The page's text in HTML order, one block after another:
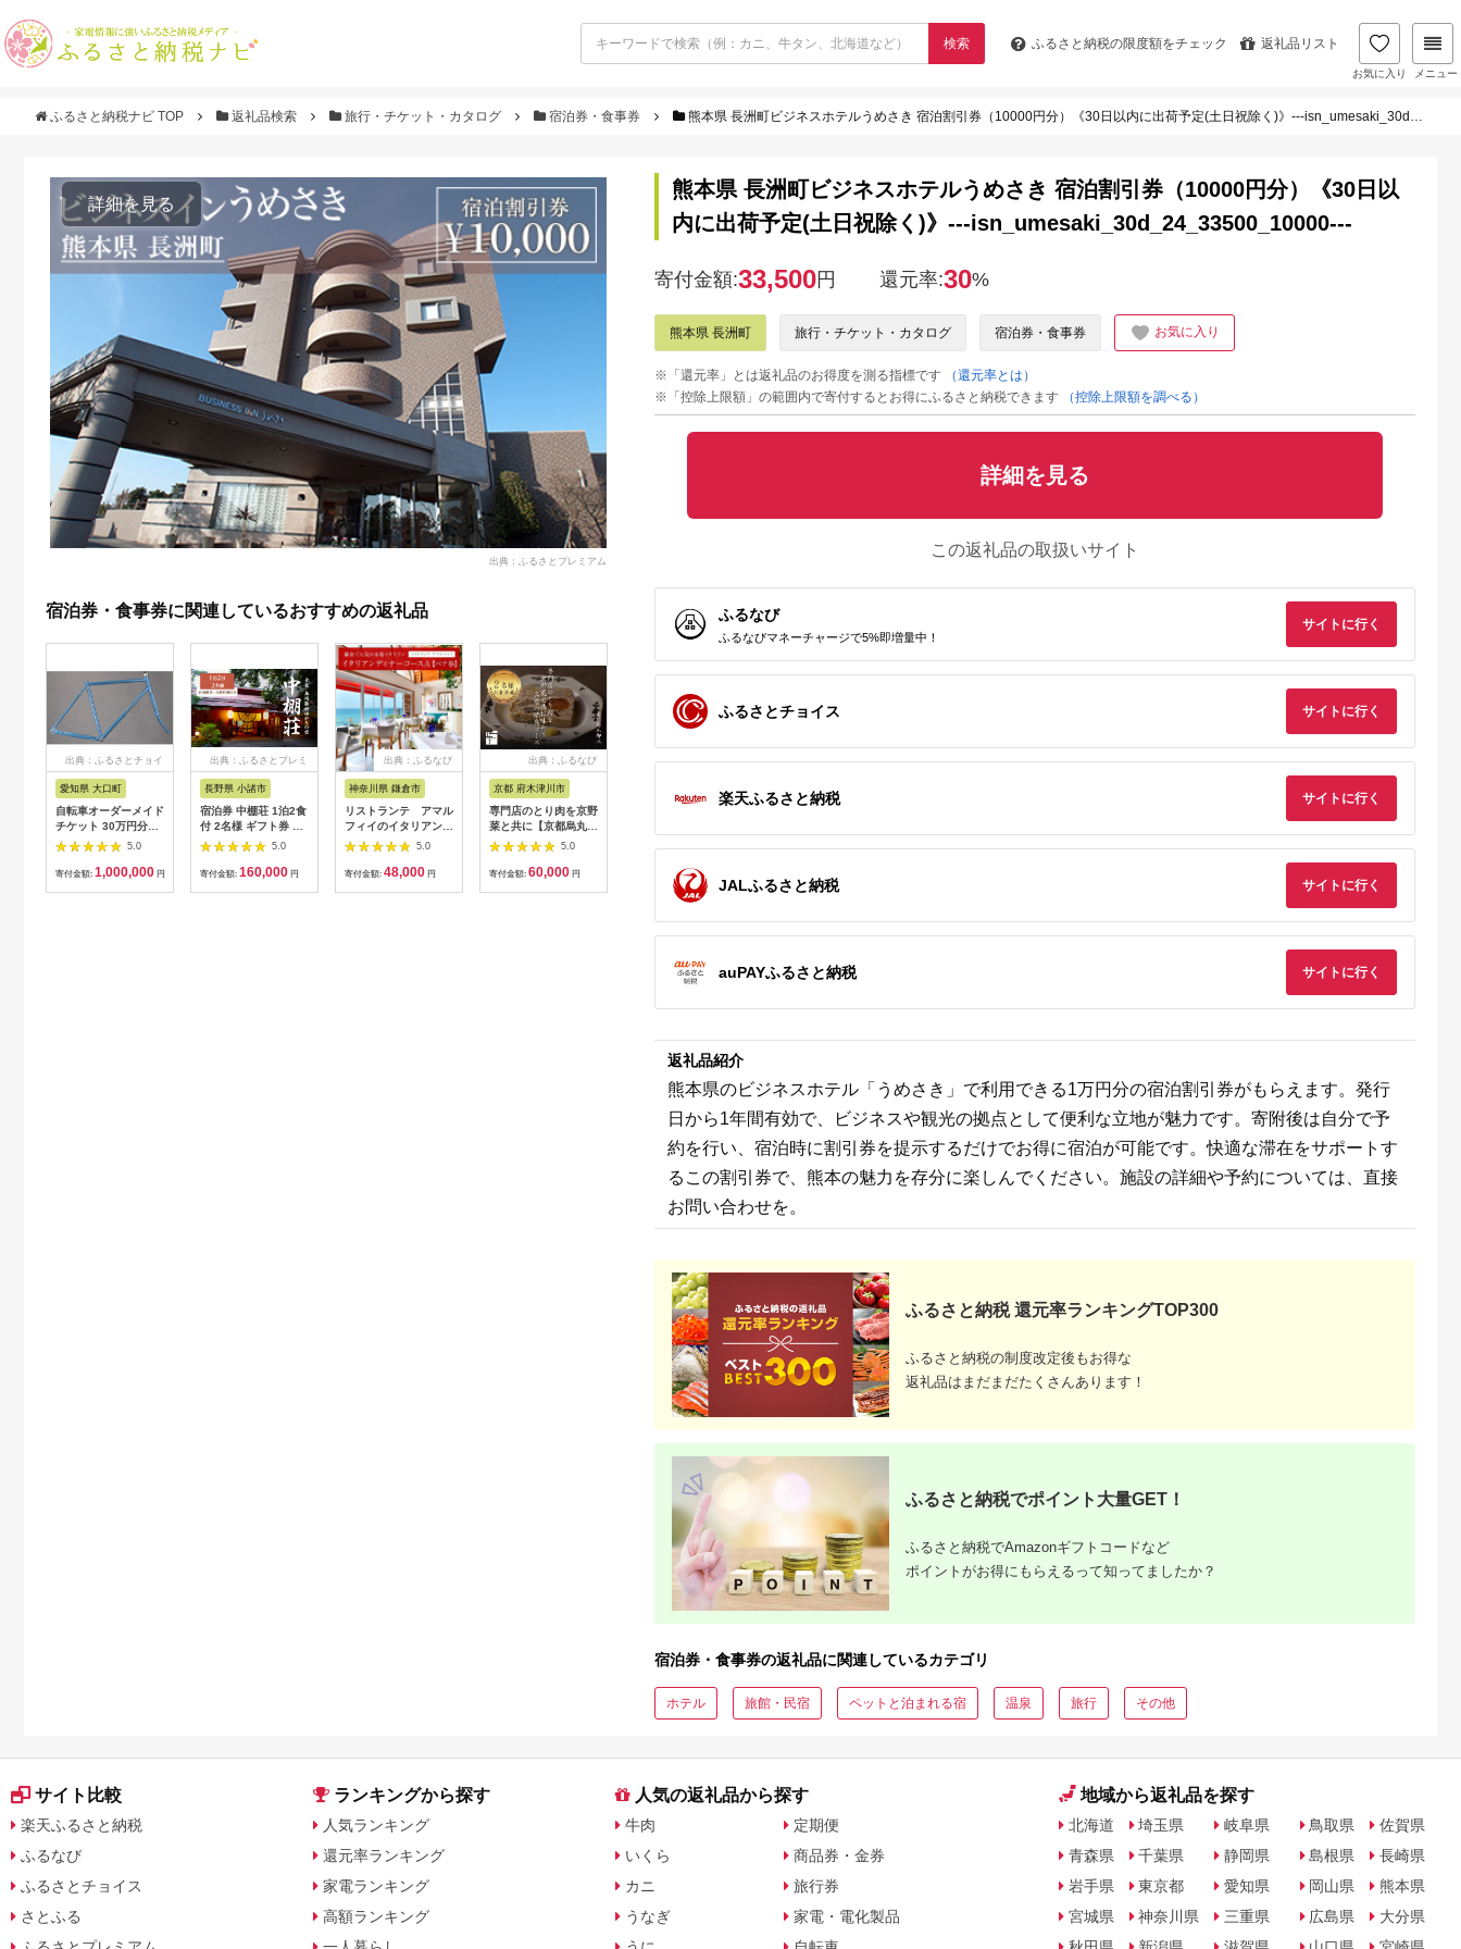
検索 ふるさと納税の限度額をチェック 返礼品リスト
お気に入り メニュー
ふるさと納税ナビ TOP 返礼品検索 旅行・チケット・カタログ 宿泊券・食事券 熊本県 長洲町ビジネスホテルうめさき 宿泊割引券（10000円分）《30日以内に出荷予定(土日祝除く)》---isn_umesaki_30d_24_33500_10000---
詳細を見る
出典：ふるさとプレミアム
宿泊券・食事券に関連しているおすすめの返礼品
出典：ふるさとチョイ
愛知県 大口町
自転車オーダーメイド
チケット 30万円分
【1360365】
5.0
寄付金額: 1,000,000 円
出典：ふるさとプレミ
長野県 小諸市
宿泊券 中棚荘 1泊2食
付 2名様 ギフト券 チ
ケット 券 宿泊 旅行
5.0
寄付金額: 160,000 円
出典：ふるなび
神奈川県 鎌倉市
リストランテ アマル
フィイのイタリアンデ
ィナーコースA ペア
5.0
寄付金額: 48,000 円
出典：ふるなび
京都 府木津川市
専門店のとり肉を京野
菜と共に【京都烏丸御
池】で味わう2名様焼
鳥コースお食事券
064-15
5.0
寄付金額: 60,000 円
出典：ふるなび
5.0
50,000
出典：ふるなび
埼玉県 飯能市
5.0
出典：ふるさとチョイ
アイアン ドライバー
5.0
出典：ふるさとチョイ
5.0
出典：ふるさとプレミ
アム
5.0
出典：ふるさとチョ
熊本県 長洲町ビジネスホテルうめさき 宿泊割引券（10000円分）《30日以
内に出荷予定(土日祝除く)》---isn_umesaki_30d_24_33500_10000---
寄付金額:33,500円 還元率:30%
熊本県 長洲町 旅行・チケット・カタログ 宿泊券・食事券 お気に入り
※「還元率」とは返礼品のお得度を測る指標です
（還元率とは）
※「控除上限額」の範囲内で寄付するとお得にふるさと納税できます
（控除上限額を調べる）
詳細を見る
この返礼品の取扱いサイト
ふるなび
ふるなびマネーチャージで5%即増量中！
サイトに行く
ふるさとチョイス サイトに行く
楽天ふるさと納税 サイトに行く
JALふるさと納税 サイトに行く
auPAYふるさと納税 サイトに行く
返礼品紹介
熊本県のビジネスホテル「うめさき」で利用できる1万円分の宿泊割引券がもらえます。発行
日から1年間有効で、ビジネスや観光の拠点として便利な立地が魅力です。寄附後は自分で予
約を行い、宿泊時に割引券を提示するだけでお得に宿泊が可能です。快適な滞在をサポートす
るこの割引券で、熊本の魅力を存分に楽しんでください。施設の詳細や予約については、直接
お問い合わせを。
ふるさと納税 還元率ランキングTOP300
ふるさと納税の制度改定後もお得な
返礼品はまだまだたくさんあります！
ふるさと納税でポイント大量GET！
ふるさと納税でAmazonギフトコードなど
ポイントがお得にもらえるって知ってましたか？
宿泊券・食事券の返礼品に関連しているカテゴリ
ホテル 旅館・民宿 ペットと泊まれる宿 温泉 旅行 その他
サイト比較
楽天ふるさと納税
ふるなび
ふるさとチョイス
さとふる
ランキングから探す
人気ランキング
還元率ランキング
家電ランキング
高額ランキング
人気の返礼品から探す
牛肉
いくら
カニ
うなぎ
定期便
商品券・金券
旅行券
家電・電化製品
地域から返礼品を探す
北海道
青森県
岩手県
宮城県
埼玉県
千葉県
東京都
神奈川県
岐阜県
静岡県
愛知県
三重県
鳥取県
島根県
岡山県
広島県
佐賀県
長崎県
熊本県
大分県